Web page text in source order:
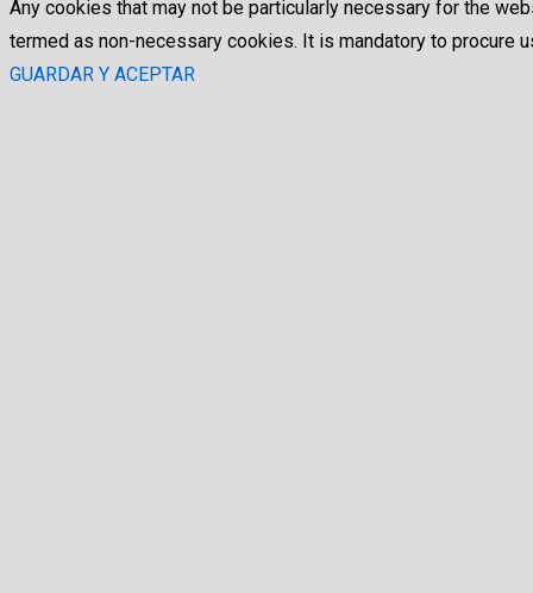
Any cookies that may not be particularly necessary for the
termed as non-necessary cookies. It is mandatory to procure
GUARDAR Y ACEPTAR